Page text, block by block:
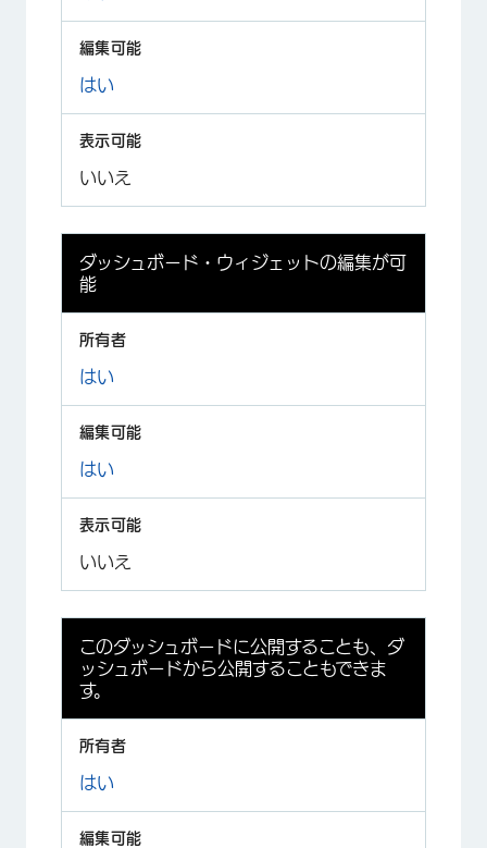
はい
いいえ
ダッシュボード・ウィジェットの編集が可
能
はい
はい
いいえ
このダッシュボードに公開することも、ダ
ッシュボードから公開することもできま
す。
はい